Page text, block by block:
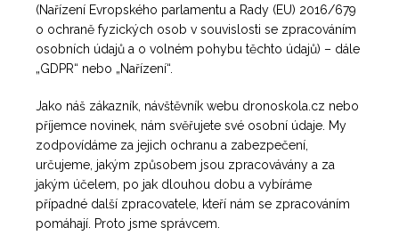
(Nařízení Evropského parlamentu a Rady (EU) 2016/679
o ochraně fyzických osob v souvislosti se zpracováním
osobních údajů a o volném pohybu těchto údajů) – dále
„GDPR“ nebo „Nařízení“.
Jako náš zákazník, návštěvník webu dronoskola.cz nebo
příjemce novinek, nám svěřujete své osobní údaje. My
zodpovídáme za jejich ochranu a zabezpečení,
určujeme, jakým způsobem jsou zpracovávány a za
jakým účelem, po jak dlouhou dobu a vybíráme
případné další zpracovatele, kteří nám se zpracováním
pomáhají. Proto jsme správcem.